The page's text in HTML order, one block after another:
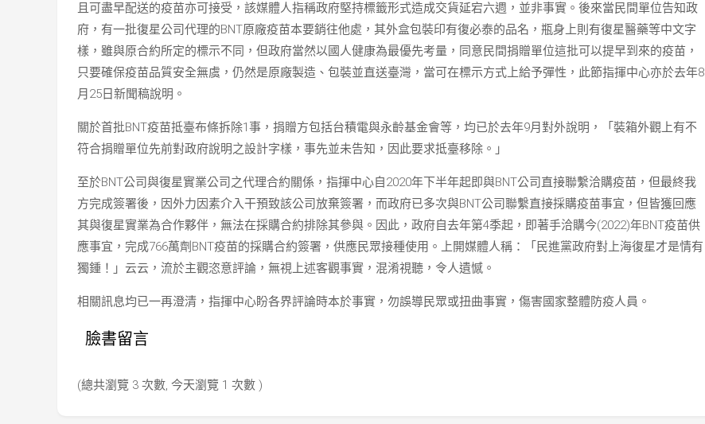
且可盡早配送的疫苗亦可接受，該媒體人指稱政府堅持標籤形式造成交貨延宕六週，並非事實。後來當民間單位告知政
府，有一批復星公司代理的BNT原廠疫苗本要銷往他處，其外盒包裝印有復必泰的品名，瓶身上則有復星醫藥等中文字
樣，雖與原合約所定的標示不同，但政府當然以國人健康為最優先考量，同意民間捐贈單位這批可以提早到來的疫苗，
只要確保疫苗品質安全無虞，仍然是原廠製造、包裝並直送臺灣，當可在標示方式上給予彈性，此節指揮中心亦於去年8
月25日新聞稿說明。
關於首批BNT疫苗抵臺布條拆除1事，捐贈方包括台積電與永齡基金會等，均已於去年9月對外說明，「裝箱外觀上有不
符合捐贈單位先前對政府說明之設計字樣，事先並未告知，因此要求抵臺移除。」
至於BNT公司與復星實業公司之代理合約關係，指揮中心自2020年下半年起即與BNT公司直接聯繫洽購疫苗，但最終我
方完成簽署後，因外力因素介入干預致該公司放棄簽署，而政府已多次與BNT公司聯繫直接採購疫苗事宜，但皆獲回應
其與復星實業為合作夥伴，無法在採購合約排除其參與。因此，政府自去年第4季起，即著手洽購今(2022)年BNT疫苗供
應事宜，完成766萬劑BNT疫苗的採購合約簽署，供應民眾接種使用。上開媒體人稱：「民進黨政府對上海復星才是情有
獨鍾！」云云，流於主觀恣意評論，無視上述客觀事實，混淆視聽，令人遺憾。
相關訊息均已一再澄清，指揮中心盼各界評論時本於事實，勿誤導民眾或扭曲事實，傷害國家整體防疫人員。
臉書留言
(總共瀏覽 3 次數, 今天瀏覽 1 次數 )